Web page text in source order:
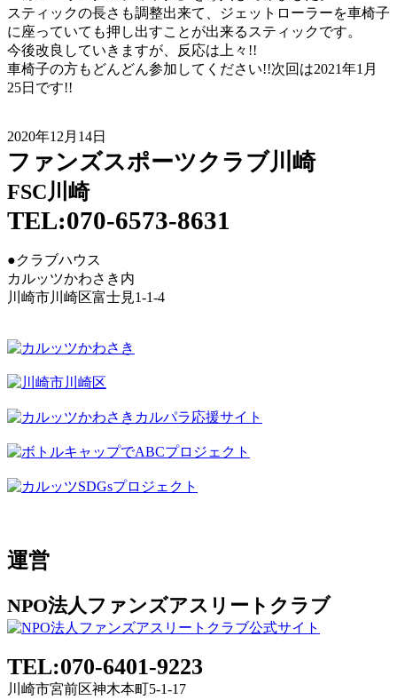
スティックの長さも調整出来て、ジェットローラーを車椅子
に座っていても押し出すことが出来るスティックです。
今後改良していきますが、反応は上々!!
車椅子の方もどんどん参加してください!!次回は2021年1月
25日です!!
2020年12月14日
ファンズスポーツクラブ川崎
FSC川崎
TEL:070-6573-8631
●クラブハウス
カルッツかわさき内
川崎市川崎区富士見1-1-4
運営
NPO法人ファンズアスリートクラブ
TEL:070-6401-9223
川崎市宮前区神木本町5-1-17